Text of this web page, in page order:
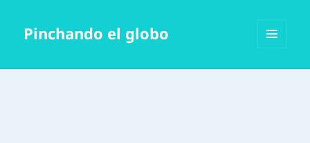
Pinchando el globo